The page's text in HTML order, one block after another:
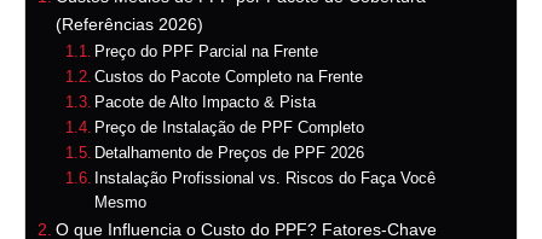
(Referências 2026)
Preço do PPF Parcial na Frente
Custos do Pacote Completo na Frente
Pacote de Alto Impacto & Pista
Preço de Instalação de PPF Completo
Detalhamento de Preços de PPF 2026
Instalação Profissional vs. Riscos do Faça Você
Mesmo
O que Influencia o Custo do PPF? Fatores-Chave